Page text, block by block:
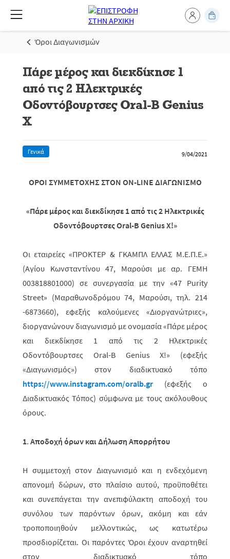
Όροι Διαγωνισμών
Πάρε μέρος και διεκδίκησε 1
από τις 2 Ηλεκτρικές
Οδοντόβουρτσες Oral-B Genius
X
Γενικά 9/04/2021
ΟΡΟΙ ΣΥΜΜΕΤΟΧΗΣ ΣΤΟΝ ON-LINE ΔΙΑΓΩΝΙΣΜΟ
«Πάρε μέρος και διεκδίκησε 1 από τις 2 Ηλεκτρικές
ΟδοντόβουρτσεςOral-B Genius X!»
Οι εταιρείες «ΠΡΟΚΤΕΡ & ΓΚΑΜΠΛ ΕΛΛΑΣ M.Ε.Π.Ε.»
(Αγίου Κωνσταντίνου 47, Μαρούσι με αρ. ΓΕΜΗ
003818801000) σε συνεργασία με την «47 Purity
Street» (Μαραθωνοδρόμου 74, Μαρούσι, τηλ. 214
-6873660), εφεξής καλούμενες «Διοργανώτριες»,
διοργανώνουν διαγωνι­σμό με ονομασία «Πάρε μέρος
και διεκδίκησε 1 από τις 2 Ηλεκτρικές
Οδοντόβουρτσες Oral-B Genius X!» (εφεξής
«Διαγωνισμός») στον διαδικτυακό τόπο
https://www.instagram.com/oralb.gr (εφεξής ο
Διαδι­κτυ­α­κός Τόπος) σύμφωνα με τους ακόλουθους
όρους.
1. Αποδοχή όρων και Δήλωση Απορρήτου
Η συμμετοχή στον Διαγωνισμό και η ενδεχόμενη
απονομή δώρων, στο πλαίσιο αυτού, προϋποθέτει
και συνεπάγεται την ανεπιφύλακτη αποδοχή του
συνόλου των παρόντων όρων, ακόμη και εάν
τροποποιηθούν μελλοντικώς, ως κατω­τέ­ρω
προσδιορίζεται. Οι παρόντες Όροι έχουν αναρτηθεί
στον διαδι­κτυακό τόπο